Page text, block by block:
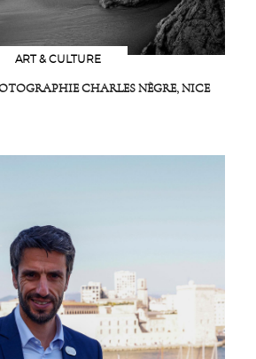
ART & CULTURE
CHARLES NÈGRE, NICE